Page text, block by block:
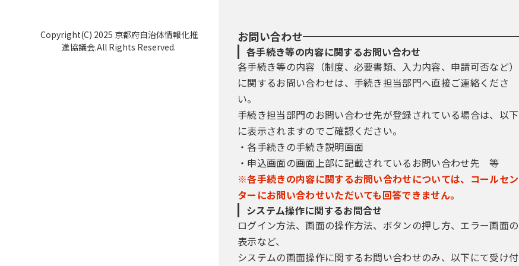
Copyright(C) 2025 京都府自治体情報化推
進協議会.All Rights Reserved.
お問い合わせ
各手続き等の内容に関するお問い合わせ
各手続き等の内容（制度、必要書類、入力内容、申請可否など）
に関するお問い合わせは、手続き担当部門へ直接ご連絡くださ
い。
手続き担当部門のお問い合わせ先が登録されている場合は、以下
に表示されますのでご確認ください。
・各手続きの手続き説明画面
・申込画面の画面上部に記載されているお問い合わせ先 等
※各手続きの内容に関するお問い合わせについては、コールセン
ターにお問い合わせいただいても回答できません。
システム操作に関するお問合せ
ログイン方法、画面の操作方法、ボタンの押し方、エラー画面の
表示など、
システムの画面操作に関するお問い合わせのみ、以下にて受け付